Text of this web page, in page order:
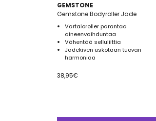
GEMSTONE
Gemstone Bodyroller Jade
Vartaloroller parantaa
aineenvaihduntaa
Vähentää selluliittia
Jadekiven uskotaan tuovan
harmoniaa
38,95€